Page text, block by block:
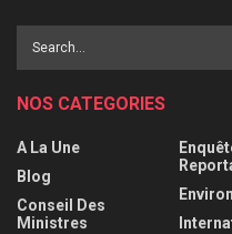
NOS CATEGORIES
A La Une
Blog
Conseil Des
Ministres